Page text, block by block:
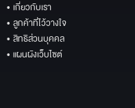
• เกี่ยวกับเรา
• ลูกค้าที่ไว้วางใจ
• สิทธิส่วนบุคคล
• แผนผังเว็บไซต์